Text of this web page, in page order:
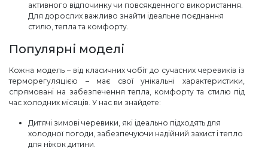
активного відпочинку чи повсякденного використання.
Для дорослих важливо знайти ідеальне поєднання
стилю, тепла та комфорту.
Популярні моделі
Кожна модель – від класичних чобіт до сучасних черевиків із
терморегуляцією – має свої унікальні характеристики,
спрямовані на забезпечення тепла, комфорту та стилю під
час холодних місяців. У нас ви знайдете:
Дитячі зимові черевики, які ідеально підходять для
холодної погоди, забезпечуючи надійний захист і тепло
для ніжок дитини.